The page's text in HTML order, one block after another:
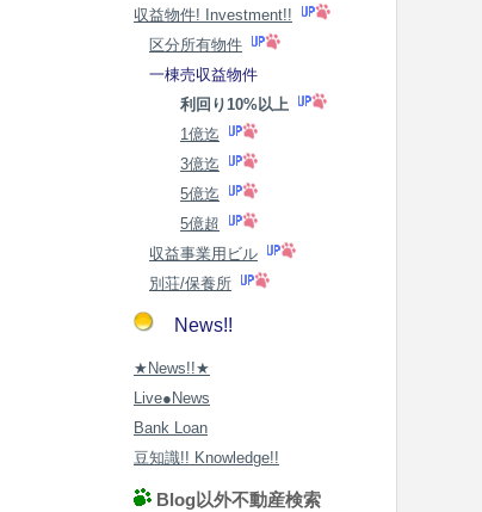
収益物件! Investment!!
区分所有物件
一棟売収益物件
利回り10%以上
1億迄
3億迄
5億迄
5億超
収益事業用ビル
別荘/保養所
News!!
★News!!★
Live●News
Bank Loan
豆知識!! Knowledge!!
Blog以外不動産検索